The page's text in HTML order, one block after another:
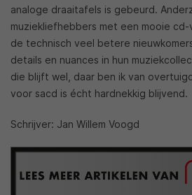
analoge draaitafels is gebeurd.
muziekliefhebbers met een mooie
de technisch veel betere
details en nuances in hun
die blijft wel, daar ben ik van
voor sacd is écht hardnekkig blijvend.
Schrijver: Jan Willem Voogd